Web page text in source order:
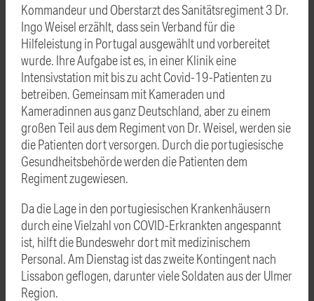
Kommandeur und Oberstarzt des Sanitätsregiment 3 Dr.
Ingo Weisel erzählt, dass sein Verband für die
Hilfeleistung in Portugal ausgewählt und vorbereitet
wurde. Ihre Aufgabe ist es, in einer Klinik eine
Intensivstation mit bis zu acht Covid-19-Patienten zu
betreiben. Gemeinsam mit Kameraden und
Kameradinnen aus ganz Deutschland, aber zu einem
großen Teil aus dem Regiment von Dr. Weisel, werden sie
die Patienten dort versorgen. Durch die portugiesische
Gesundheitsbehörde werden die Patienten dem
Regiment zugewiesen.
Da die Lage in den portugiesischen Krankenhäusern
durch eine Vielzahl von COVID-Erkrankten angespannt
ist, hilft die Bundeswehr dort mit medizinischem
Personal. Am Dienstag ist das zweite Kontingent nach
Lissabon geflogen, darunter viele Soldaten aus der Ulmer
Region.